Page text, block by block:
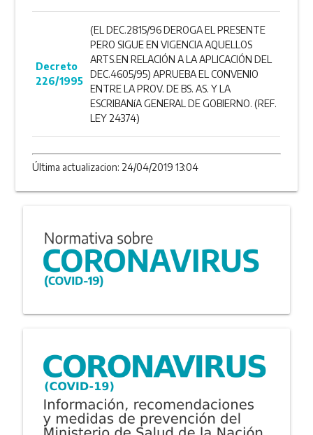
Decreto
226/1995
(EL DEC.2815/96 DEROGA EL PRESENTE
PERO SIGUE EN VIGENCIA AQUELLOS
ARTS.EN RELACIÓN A LA APLICACIÓN DEL
DEC.4605/95) APRUEBA EL CONVENIO
ENTRE LA PROV. DE BS. AS. Y LA
ESCRIBANíA GENERAL DE GOBIERNO. (REF.
LEY 24374)
Última actualizacion: 24/04/2019 13:04